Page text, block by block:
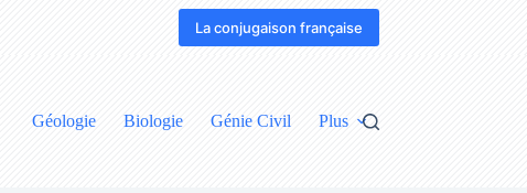
La conjugaison française
Géologie Biologie Génie Civil Plus